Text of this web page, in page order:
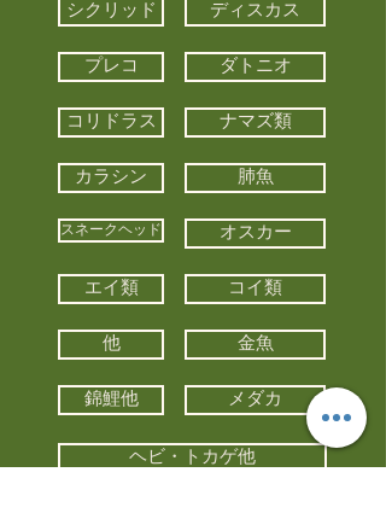
シクリッド ディスカス
プレコ ダトニオ
コリドラス ナマズ類
カラシン 肺魚
スネークヘッド オスカー
エイ類 コイ類
他 金魚
錦鯉他 メダカ
ヘビ・トカゲ他